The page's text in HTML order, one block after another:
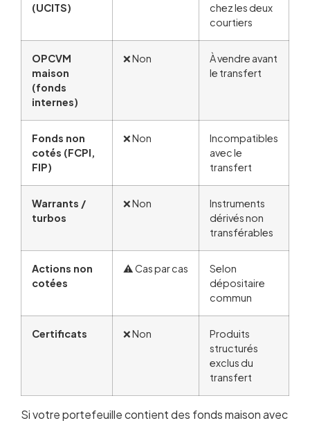
(UCITS)
chez les deux
courtiers
OPCVM
maison
(fonds
internes)
❌ Non
À vendre avant
le transfert
Fonds non
cotés (FCPI,
FIP)
❌ Non
Incompatibles
avec le
transfert
Warrants /
turbos
❌ Non
Instruments
dérivés non
transférables
Actions non
cotées
⚠️ Cas par cas
Selon
dépositaire
commun
Certificats ❌ Non
Produits
structurés
exclus du
transfert
Si votre portefeuille contient des fonds maison avec